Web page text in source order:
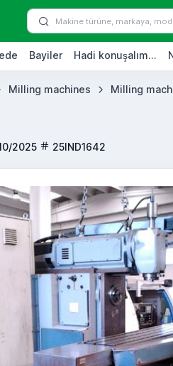
Bayiler Hadi konuşalım...
Milling machines Milling
2025 25IND1642